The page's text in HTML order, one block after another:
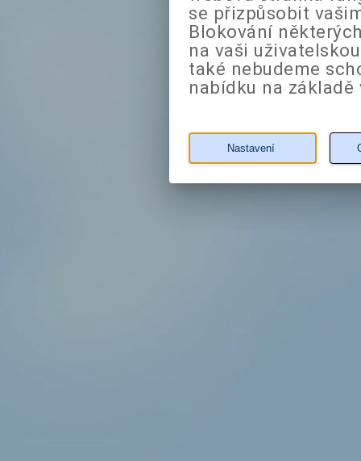
se přizpůsobit
Blokování
na vaši
také nebudeme
nabídku na
Nastavení